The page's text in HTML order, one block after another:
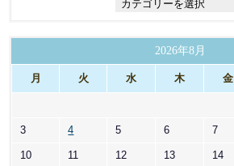
ー
2026年8月
月 火 水 木 金
3 4 5 6 7
10 11 12 13 14